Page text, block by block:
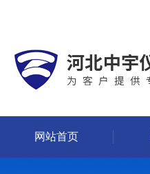
网站首页